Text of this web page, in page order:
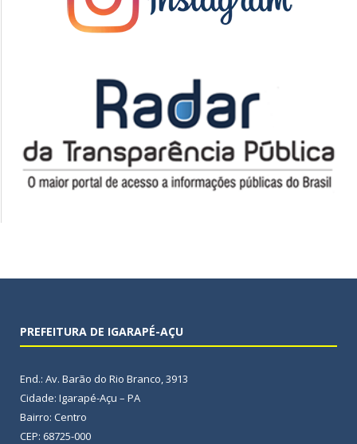
PREFEITURA DE IGARAPÉ-AÇU
End.: Av. Barão do Rio Branco, 3913
Cidade: Igarapé-Açu – PA
Bairro: Centro
CEP: 68725-000